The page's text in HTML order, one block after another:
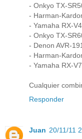
- Onkyo TX-
- Harman-
- Yamaha RX-
- Onkyo TX-
- Denon AVR-
- Harman-
- Yamaha RX-
Cualquier
Responder
Juan 20/11/11